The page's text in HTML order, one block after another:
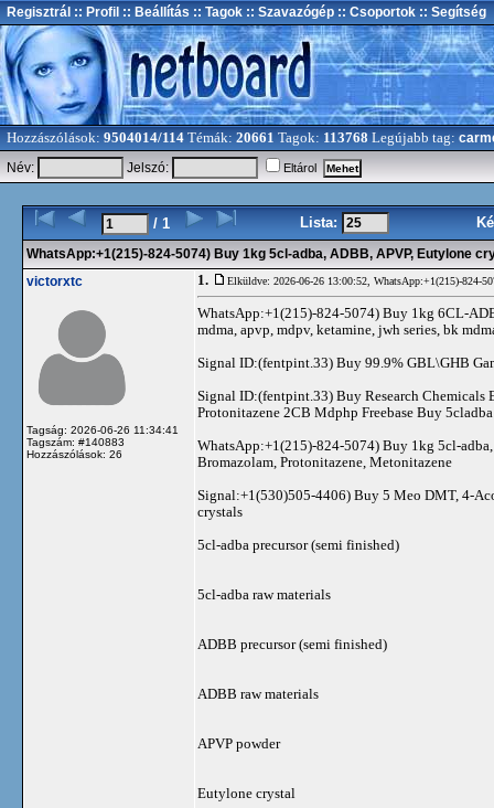
Regisztrál :: Profil :: Beállítás :: Tagok :: Szavazógép :: Csoportok :: Segítség
Hozzászólások: 9504014/114 Témák: 20661 Tagok: 113768 Legújabb tag:
Név:
Jelszó: Eltárol
/ 1 Lista:
WhatsApp:+1(215)-824-5074) Buy 1kg 5cl-adba, ADBB, APVP, Eutylone
victorxtc
Tagság: 2026-06-26 11:34:41
Tagszám: #140883
Hozzászólások: 26
1. Elküldve: 2026-06-26 13:00:52, WhatsApp:+1(215)-824-
WhatsApp:+1(215)-824-5074) Buy 1kg 6CL-
mdma, apvp, mdpv, ketamine, jwh series, bk
Signal ID:(fentpint.33) Buy 99.9% GBL\GHB
Signal ID:(fentpint.33) Buy Research Chemicals
Protonitazene 2CB Mdphp Freebase Buy
WhatsApp:+1(215)-824-5074) Buy 1kg 5cl-
Bromazolam, Protonitazene, Metonitazene
Signal:+1(530)505-4406) Buy 5 Meo DMT, 4-
crystals
5cl-adba precursor (semi finished)
5cl-adba raw materials
ADBB precursor (semi finished)
ADBB raw materials
APVP powder
Eutylone crystal